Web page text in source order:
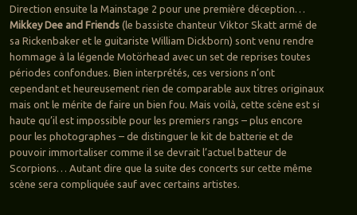
Direction ensuite la Mainstage 2 pour une première déception…
Mikkey Dee and Friends(le bassiste chanteur Viktor Skatt armé de
sa Rickenbaker et le guitariste William Dickborn) sont venu rendre
hommage à la légende Motörhead avec un set de reprises toutes
périodes confondues. Bien interprétés, ces versions n’ont
cependant et heureusement rien de comparable aux titres originaux
mais ont le mérite de faire un bien fou. Mais voilà, cette scène est si
haute qu’il est impossible pour les premiers rangs – plus encore
pour les photographes – de distinguer le kit de batterie et de
pouvoir immortaliser comme il se devrait l’actuel batteur de
Scorpions… Autant dire que la suite des concerts sur cette même
scène sera compliquée sauf avec certains artistes.